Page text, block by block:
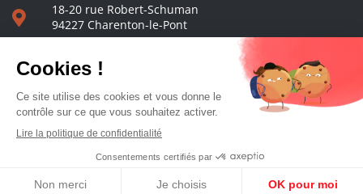
18-20 rue Robert-Schuman
94227 Charenton-le-Pont